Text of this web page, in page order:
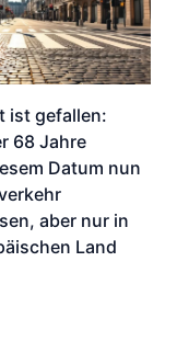
ist gefallen:
68 Jahre
Datum nun
aber nur in
Land